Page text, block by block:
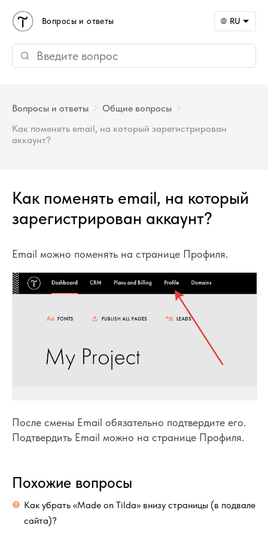
Вопросы и ответы RU
Вопросы и ответы
Общие вопросы
Как поменять email, на который зарегистрирован
аккаунт?
Как поменять email, на который
зарегистрирован аккаунт?
Email можно поменять на странице Профиля.
После смены Email обязательно подтвердите его.
Подтвердить Email можно на странице Профиля.
Похожие вопросы
Как убрать «Made on Tilda» внизу страницы (в подвале
сайта)?